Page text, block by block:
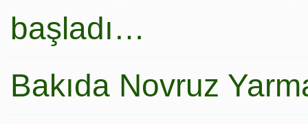
başladı…
Bakıda Novruz